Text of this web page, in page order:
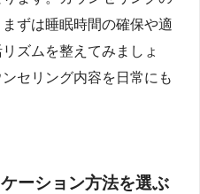
ずは睡眠時間の確保や適
ズムを整えてみましょ
セリング内容を日常にも
ーション方法を選ぶ